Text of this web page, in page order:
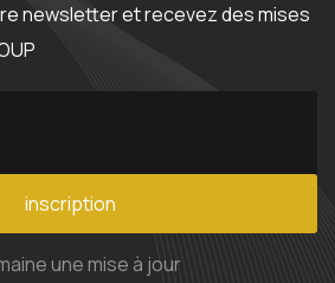
newsletter et recevez des mises
inscription
une mise à jour